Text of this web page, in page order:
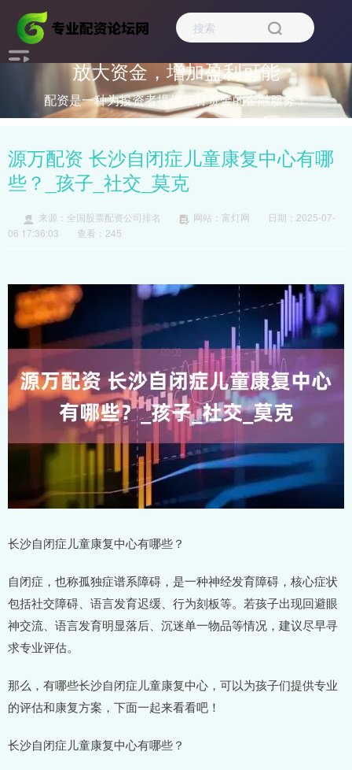
放大资金，增加盈利可能
配资是一种为投资者提供杠杆资金的金融服务！
源万配资 长沙自闭症儿童康复中心有哪
些？_孩子_社交_莫克
来源：全国股票配资公司排名 网站：富灯网
日期：2025-07-
06 17:36:03
查看：245
长沙自闭症儿童康复中心有哪些？
自闭症，也称孤独症谱系障碍，是一种神经发育障碍，核心症状
包括社交障碍、语言发育迟缓、行为刻板等。若孩子出现回避眼
神交流、语言发育明显落后、沉迷单一物品等情况，建议尽早寻
求专业评估。
那么，有哪些长沙自闭症儿童康复中心，可以为孩子们提供专业
的评估和康复方案，下面一起来看看吧！
长沙自闭症儿童康复中心有哪些？